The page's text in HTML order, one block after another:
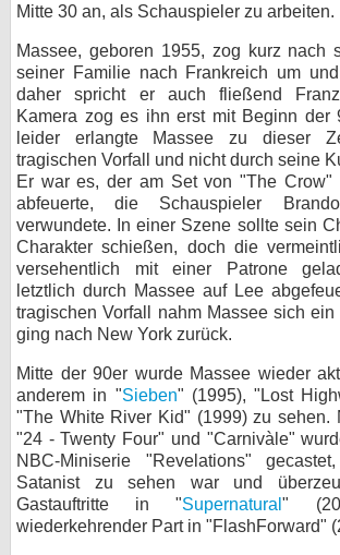
Mitte 30 an, als Schauspieler zu arbeiten.
Massee, geboren 1955, zog kurz nach
seiner Familie nach Frankreich um
daher spricht er auch fließend
Kamera zog es ihn erst mit Beginn der
leider erlangte Massee zu dieser
tragischen Vorfall und nicht durch seine
Er war es, der am Set von "The Crow"
abfeuerte, die Schauspieler
verwundete. In einer Szene sollte sein
Charakter schießen, doch die
versehentlich mit einer Patrone
letztlich durch Massee auf Lee
tragischen Vorfall nahm Massee sich ein
ging nach New York zurück.
Mitte der 90er wurde Massee wieder
anderem in "Sieben" (1995), "Lost
"The White River Kid" (1999) zu sehen.
"24 - Twenty Four" und "Carnivàle"
NBC-Miniserie "Revelations"
Satanist zu sehen war und
Gastauftritte in "Supernatural"
wiederkehrender Part in "FlashForward"
Forum
bei X
bei Facebook
Kontakt
Datenschutz
Cookie-
Impressum
Desktop-Ansicht
myFanbase